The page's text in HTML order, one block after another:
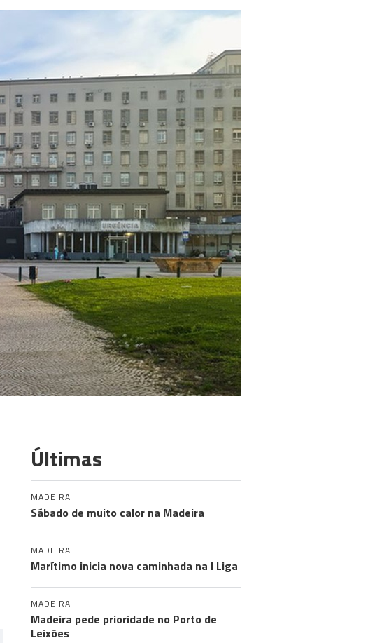
Últimas
MADEIRA
Sábado de muito calor na Madeira
MADEIRA
Marítimo inicia nova caminhada na I Liga
MADEIRA
Madeira pede prioridade no Porto de
Leixões